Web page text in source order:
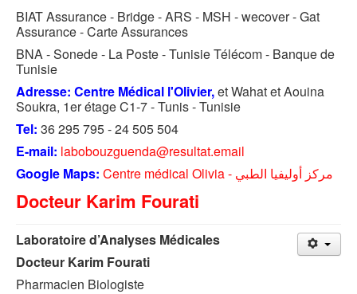
BIAT Assurance - Bridge - ARS - MSH - wecover - Gat
Assurance - Carte Assurances
BNA - Sonede - La Poste - Tunisie Télécom - Banque de
Tunisie
Adresse: Centre Médical l'Olivier,et Wahat et Aouina
Soukra, 1er étage C1-7 - Tunis - Tunisie
Tel: 36 295 795 - 24 505 504
E-mail: labobouzguenda@resultat.email
Google Maps:
Centre médical Olivia - مركز أوليفيا الطبي
Docteur Karim Fourati
Laboratoire d’Analyses Médicales
Docteur Karim Fourati
Pharmacien Biologiste